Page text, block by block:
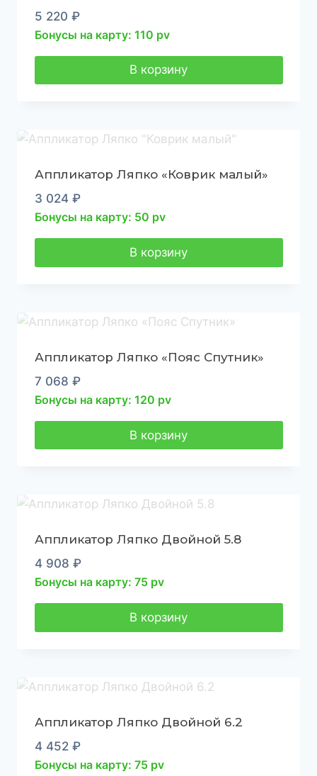
5 220 ₽
Бонусы на карту: 110 pv
В корзину
Аппликатор Ляпко «Коврик малый»
3 024 ₽
Бонусы на карту: 50 pv
В корзину
Аппликатор Ляпко «Пояс Спутник»
7 068 ₽
Бонусы на карту: 120 pv
В корзину
Аппликатор Ляпко Двойной 5.8
4 908 ₽
Бонусы на карту: 75 pv
В корзину
Аппликатор Ляпко Двойной 6.2
4 452 ₽
Бонусы на карту: 75 pv